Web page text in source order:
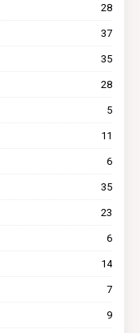
28
37
35
28
5
11
6
35
23
6
14
7
9